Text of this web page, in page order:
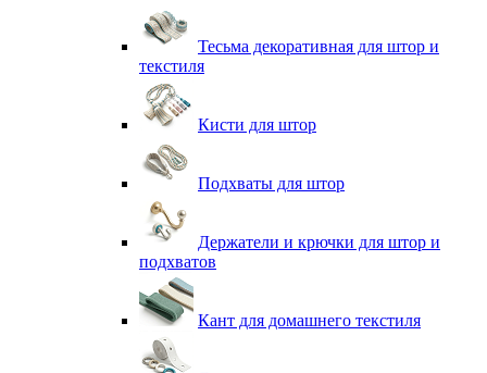
Тесьма декоративная для штор и
текстиля
Кисти для штор
Подхваты для штор
Держатели и крючки для штор и
подхватов
Кант для домашнего текстиля